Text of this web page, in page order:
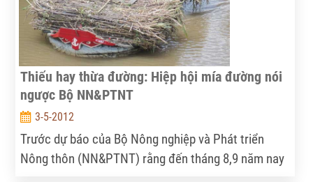
Thiếu hay thừa đường: Hiệp hội mía đường nói
ngược Bộ NN&PTNT
3-5-2012
Trước dự báo của Bộ Nông nghiệp và Phát triển
Nông thôn (NN&PTNT) rằng đến tháng 8,9 năm nay